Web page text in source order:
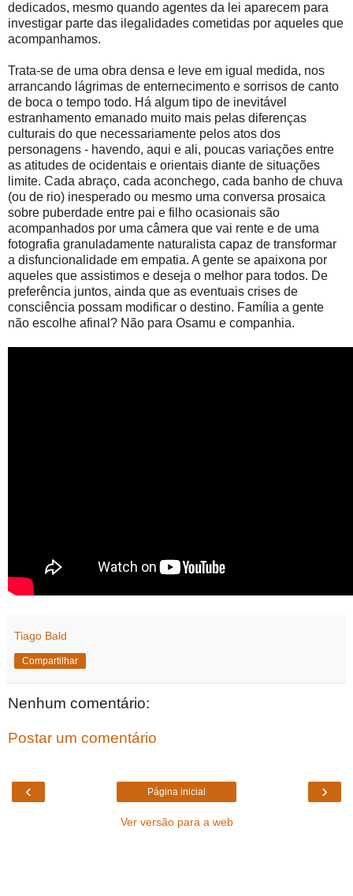
dedicados, mesmo quando agentes da lei aparecem para
investigar parte das ilegalidades cometidas por aqueles que
acompanhamos.
Trata-se de uma obra densa e leve em igual medida, nos
arrancando lágrimas de enternecimento e sorrisos de canto
de boca o tempo todo. Há algum tipo de inevitável
estranhamento emanado muito mais pelas diferenças
culturais do que necessariamente pelos atos dos
personagens - havendo, aqui e ali, poucas variações entre
as atitudes de ocidentais e orientais diante de situações
limite. Cada abraço, cada aconchego, cada banho de chuva
(ou de rio) inesperado ou mesmo uma conversa prosaica
sobre puberdade entre pai e filho ocasionais são
acompanhados por uma câmera que vai rente e de uma
fotografia granuladamente naturalista capaz de transformar
a disfuncionalidade em empatia. A gente se apaixona por
aqueles que assistimos e deseja o melhor para todos. De
preferência juntos, ainda que as eventuais crises de
consciência possam modificar o destino. Família a gente
não escolhe afinal? Não para Osamu e companhia.
Tiago Bald
Compartilhar
Nenhum comentário:
Postar um comentário
‹ ›
Página inicial
Ver versão para a web